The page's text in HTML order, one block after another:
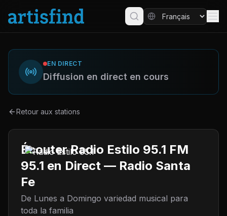
EN DIRECT
Diffusion en direct en cours
Retour aux stations
Écouter Radio Estilo 95.1 FM
95.1 en Direct — Radio Santa
Fe
De Lunes a Domingo variedad musical para
toda la familia